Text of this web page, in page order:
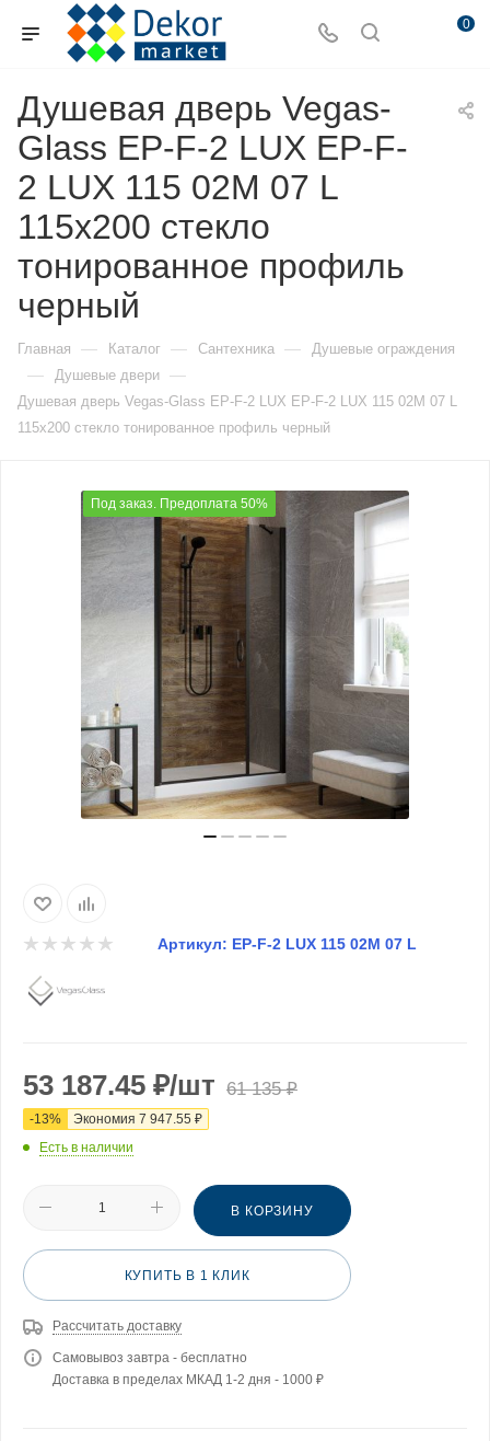
0
Душевая дверь Vegas-
Glass EP-F-2 LUX EP-F-
2 LUX 115 02М 07 L
115х200 стекло
тонированное профиль
черный
Главная — Каталог — Сантехника — Душевые ограждения
— Душевые двери —
Душевая дверь Vegas-Glass EP-F-2 LUX EP-F-2 LUX 115 02М 07 L
115х200 стекло тонированное профиль черный
Под заказ. Предоплата 50%
Артикул: EP-F-2 LUX 115 02М 07 L
53 187.45 ₽/шт 61 135₽
-13% Экономия 7 947.55 ₽
Есть в наличии
В КОРЗИНУ
КУПИТЬ В 1 КЛИК
Рассчитать доставку
Самовывоз завтра - бесплатно
Доставка в пределах МКАД 1-2 дня - 1000 ₽